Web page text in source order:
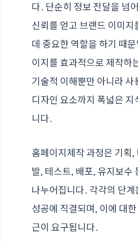
다. 단순히 정보 전달을 넘
신뢰를 얻고 브랜드 이미지
데 중요한 역할을 하기 때
이지를 효과적으로 제작하
기술적 이해뿐만 아니라 사
디자인 요소까지 폭넓은 지
니다.
홈페이지제작 과정은 기획,
발, 테스트, 배포, 유지보수
나누어집니다. 각각의 단계
성공에 직결되며, 이에 대
근이 요구됩니다.